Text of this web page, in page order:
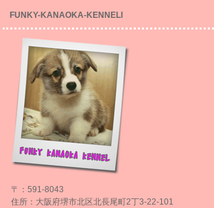
FUNKY-KANAOKA-KENNELl
〒：591-8043
住所：大阪府堺市北区北長尾町2丁3-22-101